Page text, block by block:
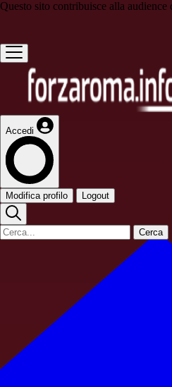
Questo sito contribuisce alla audience
Accedi
Modifica profilo Logout
Cerca